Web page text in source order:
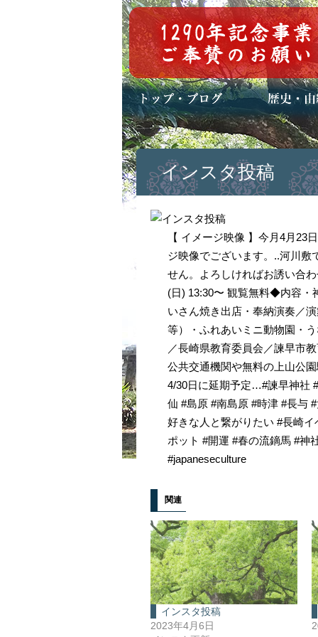
トップページ
ブログ(日々八百万)
お知らせ一覧 歴史・ご祭神
年中行事
メディア掲載
インスタ投稿
【 イメージ映像 】今月4月23
ジ映像でございます。..河川敷
せん。よろしければお誘い合
(日) 13:30〜 観覧無料◆内容・
いさん焼き出店・奉納演奏／
等）・ふれあいミニ動物園・
／長崎県教育委員会／諫早市
公共交通機関や無料の上山公
4/30日に延期予定…#諫早神社
仙 #島原 #南島原 #時津 #長与
好きな人と繋がりたい #長崎
ポット #開運 #春の流鏑馬 #神
#japaneseculture
関連
インスタ投稿
2023年4月6日